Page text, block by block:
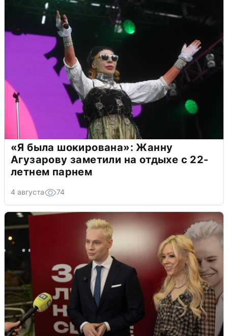
«Я была шокирована»: Жанну
Агузарову заметили на отдыхе с 22-
летнем парнем
4 августа 74